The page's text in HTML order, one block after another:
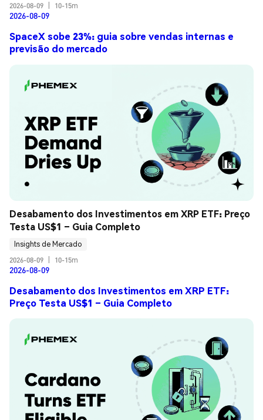
2026-08-09
10-15m
2026-08-09
SpaceX sobe 23%: guia sobre vendas internas e
previsão do mercado
Desabamento dos Investimentos em XRP ETF: Preço
Testa US$1 – Guia Completo
Insights de Mercado
2026-08-09
10-15m
2026-08-09
Desabamento dos Investimentos em XRP ETF:
Preço Testa US$1 – Guia Completo